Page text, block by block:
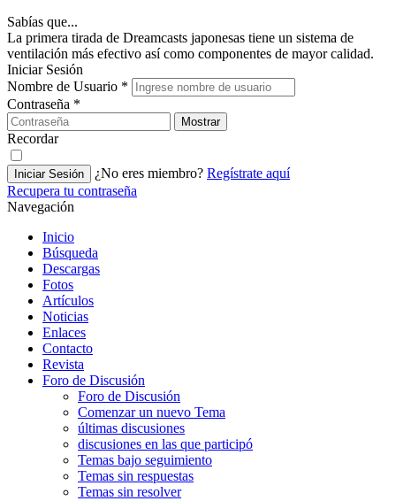
Sabías que...
La primera tirada de Dreamcasts japonesas tiene un sistema de
ventilación más efectivo así como componentes de mayor calidad.
Iniciar Sesión
Nombre de Usuario *
Contraseña *
Mostrar
Recordar
Iniciar Sesión ¿No eres miembro? Regístrate aquí
Recupera tu contraseña
Navegación
Inicio
Búsqueda
Descargas
Fotos
Artículos
Noticias
Enlaces
Contacto
Revista
Foro de Discusión
Foro de Discusión
Comenzar un nuevo Tema
últimas discusiones
discusiones en las que participó
Temas bajo seguimiento
Temas sin respuestas
Temas sin resolver